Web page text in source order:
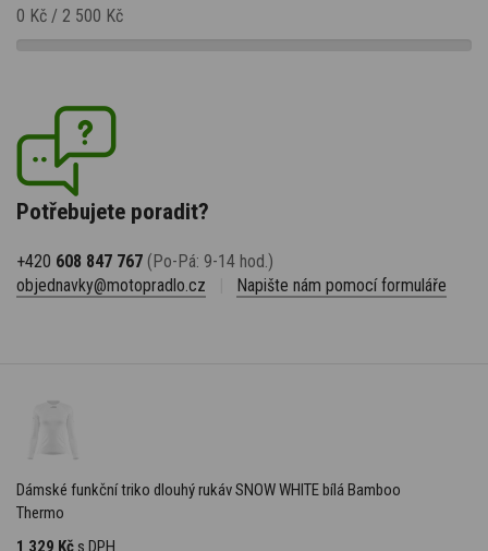
0 Kč / 2 500 Kč
Potřebujete poradit?
+420 608 847 767 (Po-Pá: 9-14 hod.)
objednavky@motopradlo.cz
Napište nám pomocí formuláře
Dámské funkční triko dlouhý rukáv SNOW WHITE bílá Bamboo
Thermo
1 329 Kč s DPH